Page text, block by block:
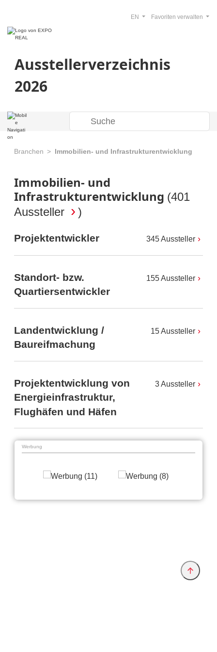
Ausstellerverzeichnis
2026
Favoriten verwalten
EN
Branchen Immobilien- und Infrastrukturentwicklung
Immobilien- und
Infrastrukturentwicklung (401
Aussteller
)
Projektentwickler 345 Aussteller
Standort- bzw.
Quartiersentwickler
155 Aussteller
Landentwicklung /
Baureifmachung
15 Aussteller
Projektentwicklung von
Energieinfrastruktur,
Flughäfen und Häfen
3 Aussteller
Werbung